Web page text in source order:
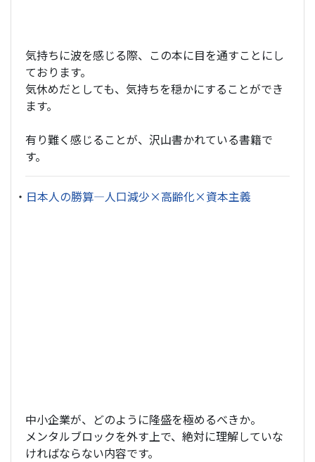
気持ちに波を感じる際、この本に目を通すことにし
ております。
気休めだとしても、気持ちを穏かにすることができ
ます。
有り難く感じることが、沢山書かれている書籍で
す。
・ 日本人の勝算―人口減少×高齢化×資本主義
中小企業が、どのように隆盛を極めるべきか。
メンタルブロックを外す上で、絶対に理解していな
ければならない内容です。